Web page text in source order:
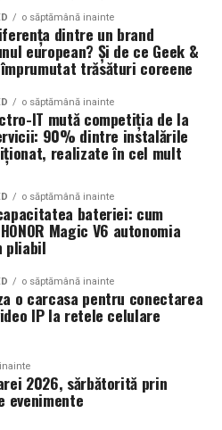
rezerva ovariană — risc real,
bilaterale sau
de sarcină la FIV nu este
în studii
FIV, luând în
rezerva
de operații ovariene
FIV planificate.
în endometrioza asociată
laparoscopică:
peste4-5 cm
ruptură), accesibilitate dificilă
220 V monofazic, priză
priză încărcare auto electric
aer condiționat integrat pentru
la temperatură optimă
poate fi extins cu prize
exterior, monitorizare la
la 3 metri la 12 metri
o săptămână inainte
dintre un brand
european? Și de ce Geek &
trăsături coreene
o săptămână inainte
IT mută competiția de la
90% dintre instalările
realizate în cel mult
o săptămână inainte
bateriei: cum
Magic V6 autonomia
pliabil
o săptămână inainte
o carcasa pentru conectarea
IP la retele celulare
2026, sărbătorită prin
evenimente